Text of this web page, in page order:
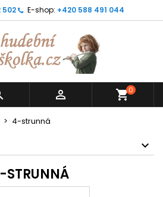
502 E-shop: +420 588 491 044
 shopping_cart0
4-strunná